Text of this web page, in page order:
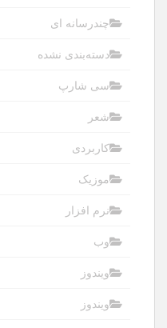
چندرسانه ای
دسته‌بندی نشده
سی شارپ
شعر
کاربردی
موزیک
نرم افزار
وب
ویندوز
ویندوز